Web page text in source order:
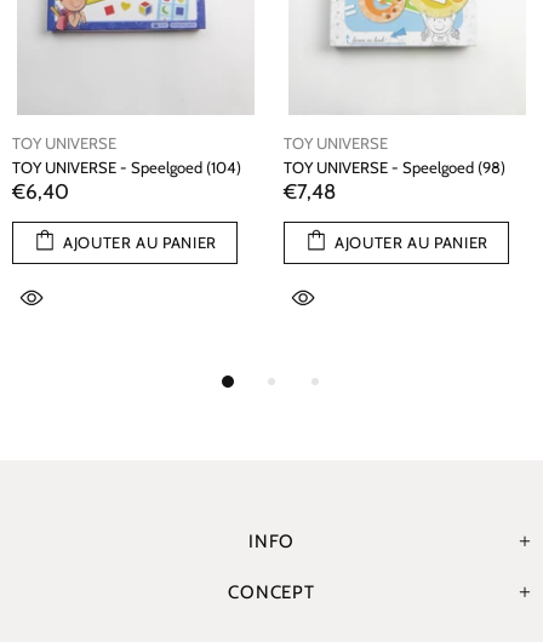
TOY UNIVERSE
TOY UNIVERSE - Speelgoed (104)
€6,40
AJOUTER AU PANIER
TOY UNIVERSE
TOY UNIVERSE - Speelgoed (98)
€7,48
AJOUTER AU PANIER
INFO
CONCEPT